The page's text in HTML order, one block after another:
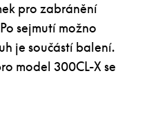
pro zabránění
sejmutí možno
je součástí balení.
model 300CL-X se